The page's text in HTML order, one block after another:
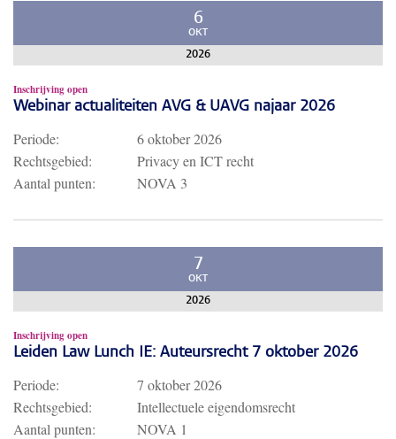
6
OKT
2026
Inschrijving open
Webinar actualiteiten AVG & UAVG najaar 2026
Periode:
6 oktober 2026
Rechtsgebied:
Privacy en ICT recht
Aantal punten:
NOVA 3
7
OKT
2026
Inschrijving open
Leiden Law Lunch IE: Auteursrecht 7 oktober 2026
Periode:
7 oktober 2026
Rechtsgebied:
Intellectuele eigendomsrecht
Aantal punten:
NOVA 1